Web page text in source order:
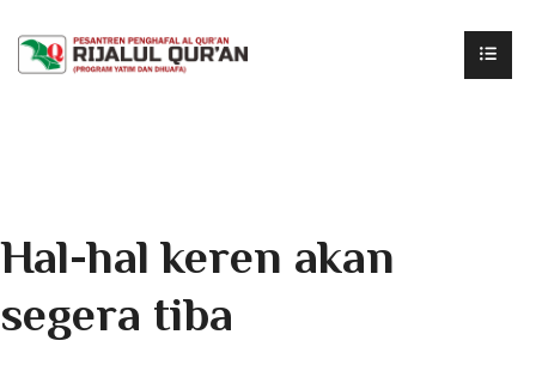
Hal-hal keren akan
segera tiba